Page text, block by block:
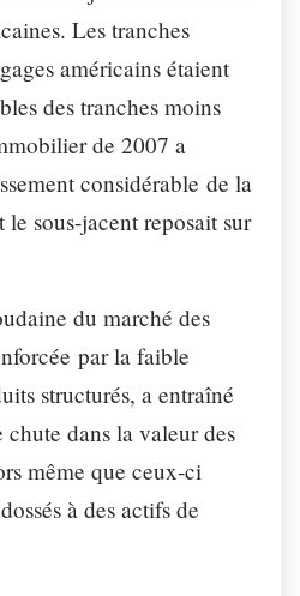
Les tranches
américains étaient
des tranches moins
de 2007 a
considérable de la
sous-jacent reposait sur
du marché des
par la faible
structurés, a entraîné
dans la valeur des
même que ceux-ci
à des actifs de